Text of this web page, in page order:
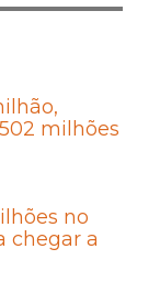
milhões
no
chegar a